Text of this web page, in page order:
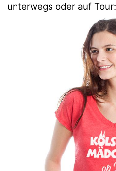
unterwegs oder auf Tour: